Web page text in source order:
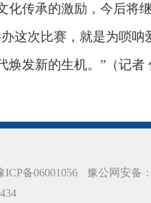
化传承的激励，今后将
次比赛，就是为唢呐
发新的生机。”（记者
备06001056
豫公网安备